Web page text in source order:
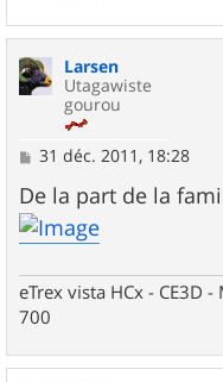
Larsen
Utagawiste
gourou
M
s
s
a
g
31 déc. 2011, 18:28
De la part de la
eTrex vista HCx - CE3D
700